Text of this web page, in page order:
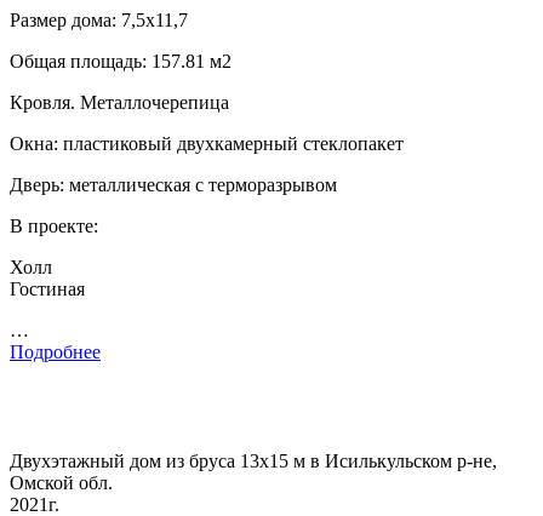
Размер дома: 7,5х11,7
Общая площадь: 157.81 м2
Кровля. Металлочерепица
Окна: пластиковый двухкамерный стеклопакет
Дверь: металлическая с терморазрывом
В проекте:
Холл
Гостиная
…
Подробнее
Двухэтажный дом из бруса 13х15 м в Исилькульском р-не,
Омской обл.
2021г.